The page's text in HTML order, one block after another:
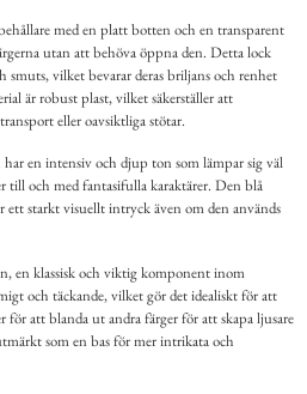
med en platt botten och en transparent
utan att behöva öppna den. Detta lock
smuts, vilket bevarar deras briljans och renhet
är robust plast, vilket säkerställer att
eller oavsiktliga stötar.
en intensiv och djup ton som lämpar sig väl
till och med fantasifulla karaktärer. Den blå
ett starkt visuellt intryck även om den används
en klassisk och viktig komponent inom
och täckande, vilket gör det idealiskt för att
att blanda ut andra färger för att skapa ljusare
som en bas för mer intrikata och